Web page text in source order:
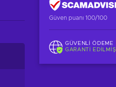
Güven puanı 100/100
GÜVENLI ÖDEME
GARANTI EDILMIŞ